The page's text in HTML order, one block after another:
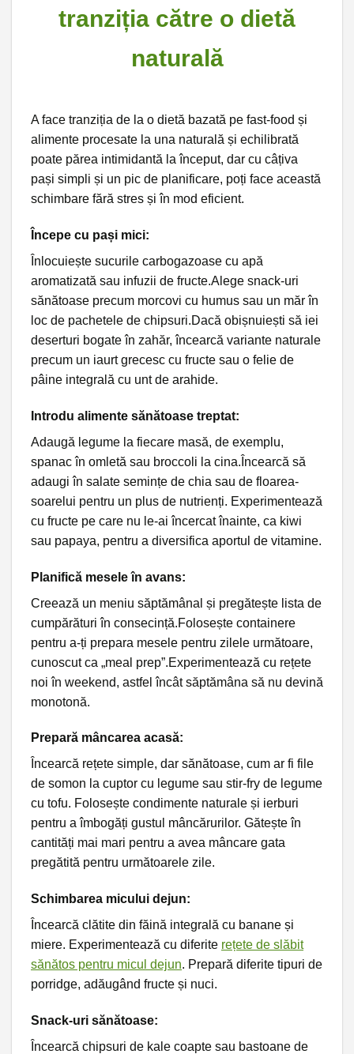
tranziția către o dietă
naturală
A face tranziția de la o dietă bazată pe fast-food și
alimente procesate la una naturală și echilibrată
poate părea intimidantă la început, dar cu câțiva
pași simpli și un pic de planificare, poți face această
schimbare fără stres și în mod eficient.
Începe cu pași mici:
Înlocuiește sucurile carbogazoase cu apă
aromatizată sau infuzii de fructe.Alege snack-uri
sănătoase precum morcovi cu humus sau un măr în
loc de pachetele de chipsuri.Dacă obișnuiești să iei
deserturi bogate în zahăr, încearcă variante naturale
precum un iaurt grecesc cu fructe sau o felie de
pâine integrală cu unt de arahide.
Introdu alimente sănătoase treptat:
Adaugă legume la fiecare masă, de exemplu,
spanac în omletă sau broccoli la cina.Încearcă să
adaugi în salate semințe de chia sau de floarea-
soarelui pentru un plus de nutrienți. Experimentează
cu fructe pe care nu le-ai încercat înainte, ca kiwi
sau papaya, pentru a diversifica aportul de vitamine.
Planifică mesele în avans:
Creează un meniu săptămânal și pregătește lista de
cumpărături în consecință.Folosește containere
pentru a-ți prepara mesele pentru zilele următoare,
cunoscut ca „meal prep”.Experimentează cu rețete
noi în weekend, astfel încât săptămâna să nu devină
monotonă.
Prepară mâncarea acasă:
Încearcă rețete simple, dar sănătoase, cum ar fi file
de somon la cuptor cu legume sau stir-fry de legume
cu tofu. Folosește condimente naturale și ierburi
pentru a îmbogăți gustul mâncărurilor. Gătește în
cantități mai mari pentru a avea mâncare gata
pregătită pentru următoarele zile.
Schimbarea micului dejun:
Încearcă clătite din făină integrală cu banane și
miere. Experimentează cu diferite rețete de slăbit
sănătos pentru micul dejun. Prepară diferite tipuri de
porridge, adăugând fructe și nuci.
Snack-uri sănătoase:
Încearcă chipsuri de kale coapte sau bastoane de